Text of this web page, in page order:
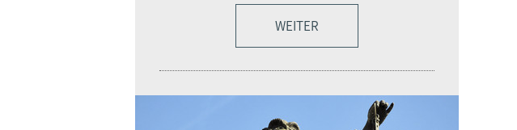
WEITER